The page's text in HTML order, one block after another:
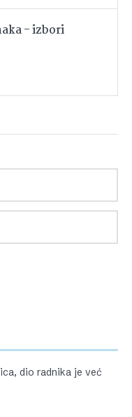
- izbori
dio radnika je već